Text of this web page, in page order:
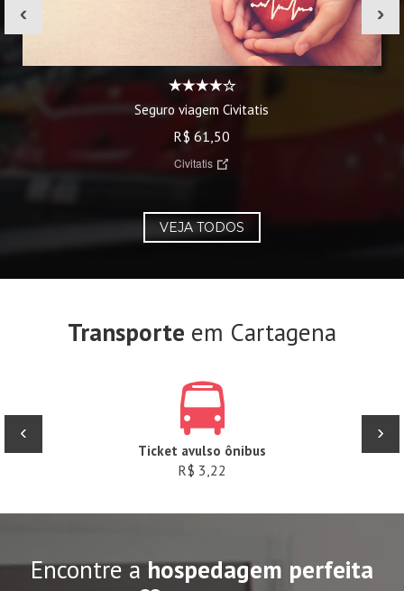
Seguro viagem Civitatis
R$ 61,50
Civitatis
‹ ›
VEJA TODOS
Transporte em Cartagena
Ticket avulso ônibus
R$ 3,22
‹ ›
Encontre ahospedagem perfeita